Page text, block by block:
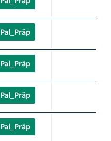
Pal_Präp
Pal_Präp
Pal_Präp
Pal_Präp